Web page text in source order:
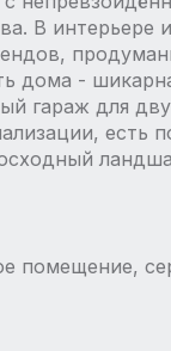
В интерьере
дома -
гараж для
помещение,